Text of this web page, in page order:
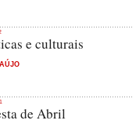
e culturais
de Abril